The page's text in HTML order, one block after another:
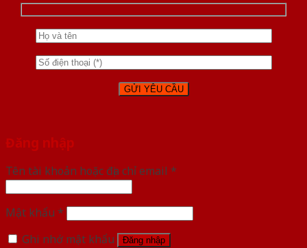
Đăng nhập
Tên tài khoản hoặc địa chỉ email *
Mật khẩu *
Ghi nhớ mật khẩu
Đăng nhập